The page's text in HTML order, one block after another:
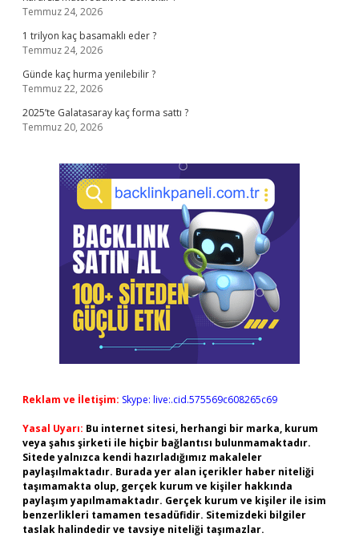
Temmuz 24, 2026
1 trilyon kaç basamaklı eder ?
Temmuz 24, 2026
Günde kaç hurma yenilebilir ?
Temmuz 22, 2026
2025’te Galatasaray kaç forma sattı ?
Temmuz 20, 2026
Reklam ve İletişim: Skype: live:.cid.575569c608265c69
Yasal Uyarı: Bu internet sitesi, herhangi bir marka, kurum
veya şahıs şirketi ile hiçbir bağlantısı bulunmamaktadır.
Sitede yalnızca kendi hazırladığımız makaleler
paylaşılmaktadır. Burada yer alan içerikler haber niteliği
taşımamakta olup, gerçek kurum ve kişiler hakkında
paylaşım yapılmamaktadır. Gerçek kurum ve kişiler ile isim
benzerlikleri tamamen tesadüfidir. Sitemizdeki bilgiler
taslak halindedir ve tavsiye niteliği taşımazlar.